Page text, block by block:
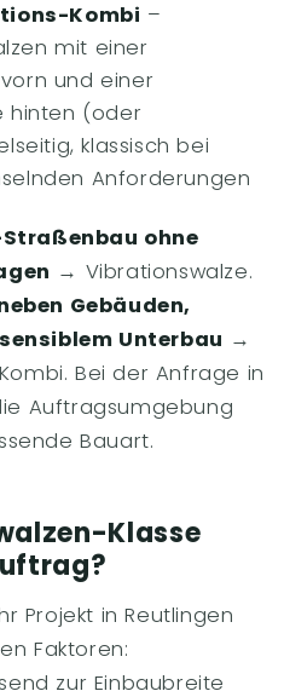
Kombi –
mit einer
und einer
hinten (oder
klassisch bei
Anforderungen
ohne
→ Vibrationswalze.
Gebäuden,
Unterbau →
Bei der Anfrage in
Auftragsumgebung
Bauart.
Klasse
Projekt in Reutlingen
Faktoren:
zur Einbaubreite